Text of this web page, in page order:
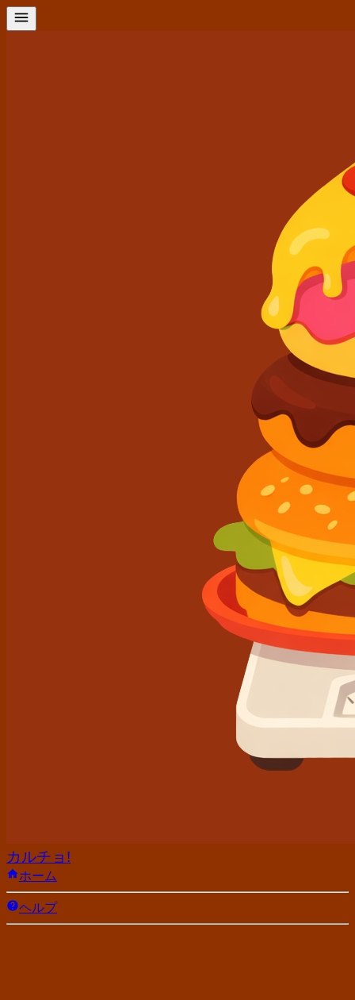
カルチョ!
ホーム
ヘルプ